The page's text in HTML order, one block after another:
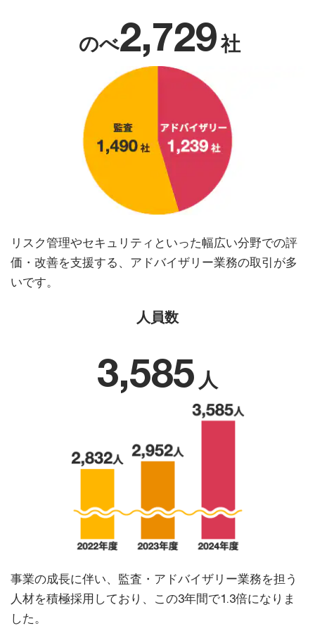
のべ2,729社
リスク管理やセキュリティといった幅広い分野での評
価・改善を支援する、アドバイザリー業務の取引が多
いです。
人員数
3,585 人
事業の成長に伴い、監査・アドバイザリー業務を担う
人材を積極採用しており、この3年間で1.3倍になりま
した。